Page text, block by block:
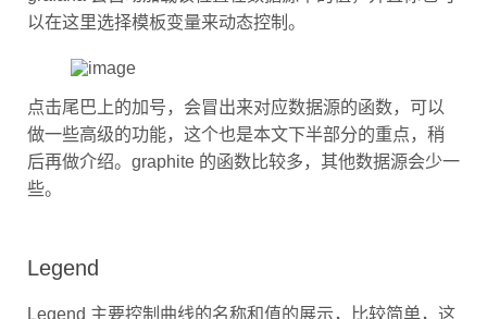
以在这里选择模板变量来动态控制。
点击尾巴上的加号，会冒出来对应数据源的函数，可以
做一些高级的功能，这个也是本文下半部分的重点，稍
后再做介绍。graphite 的函数比较多，其他数据源会少一
些。
Legend
Legend 主要控制曲线的名称和值的展示，比较简单，这